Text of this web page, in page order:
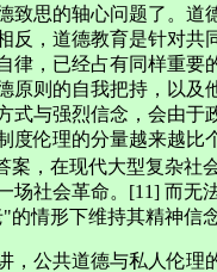
致思的轴心问题了。
反，道德教育是针对
律，已经占有同样重
原则的自我把持，以
式与强烈信念，会由
度伦理的分量越来越
，在现代大型复杂社
场社会革命。[11] 而无
的情形下维持其精神信
公共道德与私人伦理